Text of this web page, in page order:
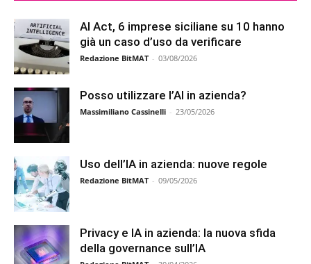
AI Act, 6 imprese siciliane su 10 hanno
già un caso d’uso da verificare
Redazione BitMAT - 03/08/2026
Posso utilizzare l’AI in azienda?
Massimiliano Cassinelli - 23/05/2026
Uso dell’IA in azienda: nuove regole
Redazione BitMAT - 09/05/2026
Privacy e IA in azienda: la nuova sfida
della governance sull’IA